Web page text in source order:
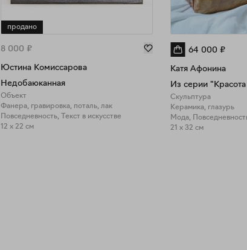
продано
8 000 ₽
Юстина Комиссарова
Недобаюканная
Объект
Фанера, гравировка, поталь, лак
Повседневность, Текст в искусстве
12 x 22 см
64 000 ₽
Катя Афонина
Из серии
Скульптура
Керамика, глазурь
Мода,
21 x 32 см